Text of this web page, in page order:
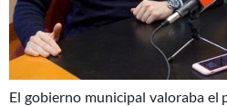
El gobierno municipal valoraba el